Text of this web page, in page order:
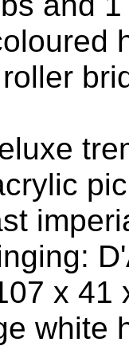
x 41
white